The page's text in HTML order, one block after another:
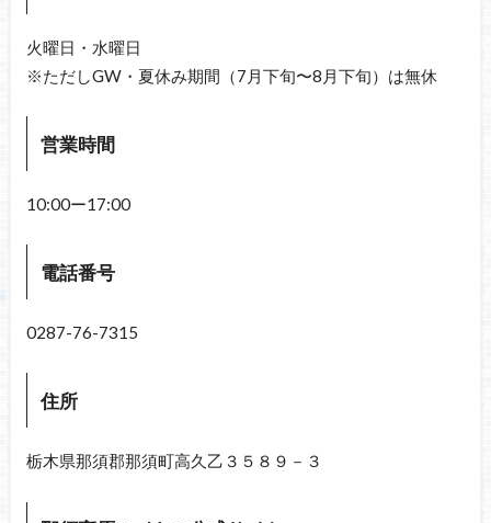
火曜日・水曜日
※ただしGW・夏休み期間（7月下旬〜8月下旬）は無休
営業時間
10:00ー17:00
電話番号
0287-76-7315
住所
栃木県那須郡那須町高久乙３５８９－３